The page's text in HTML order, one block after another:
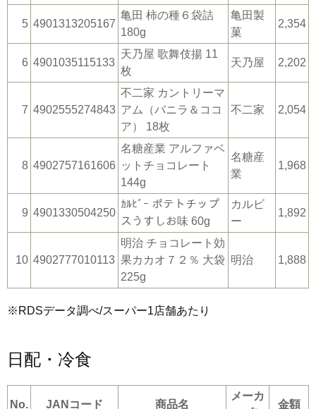
5 4901313205167
亀田 柿の種６袋詰
180g
亀田製
菓
2,354
6 4901035115133
天乃屋 歌舞伎揚 11
枚
天乃屋 2,202
7 4902555274843
不二家 カントリーマ
アム（バニラ＆ココ
ア） 18枚
不二家 2,054
8 4902757161606
名糖産業 アルファベ
ットチョコレート
144g
名糖産
業
1,968
9 4901330504250
ｶﾙﾋﾞｰ ポテトチップ
スうすしお味 60g
カルビ
ー
1,892
10 4902777010113
明治 チョコレート効
果カカオ７２％ 大袋
225g
明治 1,888
※RDSデータ調べ/スーパー1店舗あたり
日配・冷食
No. JANコード 商品名
メーカ
金額